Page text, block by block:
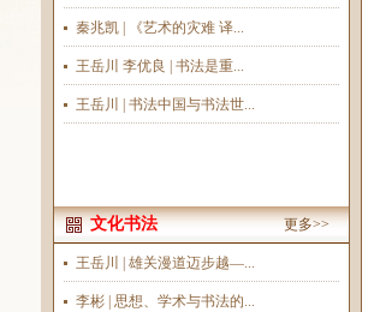
秦兆凯 | 《艺术的灾难 译...
王岳川 李优良 | 书法是重...
王岳川 | 书法中国与书法世...
文化书法 更多>>
王岳川 | 雄关漫道迈步越—...
李彬 | 思想、学术与书法的...